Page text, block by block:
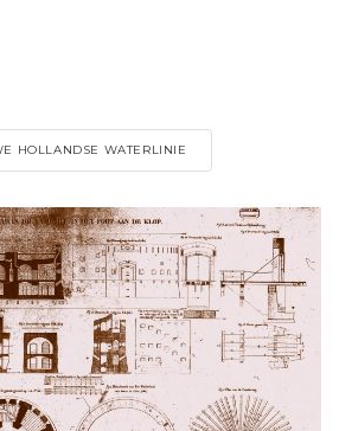
HOLLANDSE WATERLINIE